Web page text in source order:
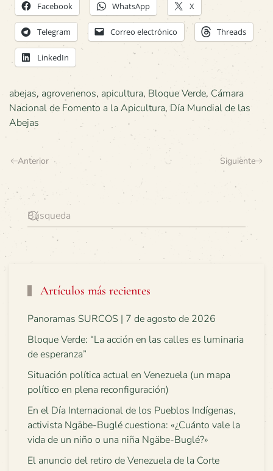
Facebook WhatsApp X
Telegram Correo electrónico Threads
LinkedIn
abejas, agrovenenos, apicultura, Bloque Verde, Cámara
Nacional de Fomento a la Apicultura, Día Mundial de las
Abejas
Anterior Siguiente
Artículos más recientes
Panoramas SURCOS | 7 de agosto de 2026
Bloque Verde: “La acción en las calles es luminaria
de esperanza”
Situación política actual en Venezuela (un mapa
político en plena reconfiguración)
En el Día Internacional de los Pueblos Indígenas,
activista Ngäbe-Buglé cuestiona: «¿Cuánto vale la
vida de un niño o una niña Ngäbe-Buglé?»
El anuncio del retiro de Venezuela de la Corte